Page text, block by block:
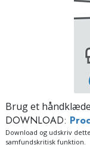
Brug et
DOWNLOAD:
Download og udskriv
samfundskritisk funktion.